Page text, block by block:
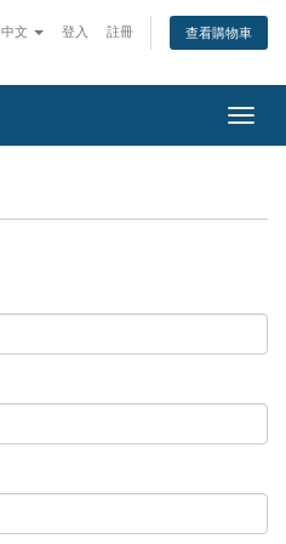
中文 登入 註冊 查看購物車
切換